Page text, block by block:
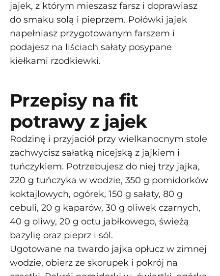
jajek, z którym mieszasz farsz i doprawiasz
do smaku solą i pieprzem. Połówki jajek
napełniasz przygotowanym farszem i
podajesz na liściach sałaty posypane
kiełkami rzodkiewki.
Przepisy na fit
potrawy z jajek
Rodzinę i przyjaciół przy wielkanocnym stole
zachwycisz sałatką nicejską z jajkiem i
tuńczykiem. Potrzebujesz do niej trzy jajka,
220 g tuńczyka w wodzie, 350 g pomidorków
koktajlowych, ogórek, 150 g sałaty, 80 g
cebuli, 20 g kaparów, 30 g oliwek czarnych,
40 g oliwy, 20 g octu jabłkowego, świeżą
bazylię oraz pieprz i sól.
Ugotowane na twardo jajka opłucz w zimnej
wodzie, obierz ze skorupek i pokrój na